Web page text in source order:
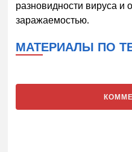
разновидности вируса и
заражаемостью.
МАТЕРИАЛЫ ПО